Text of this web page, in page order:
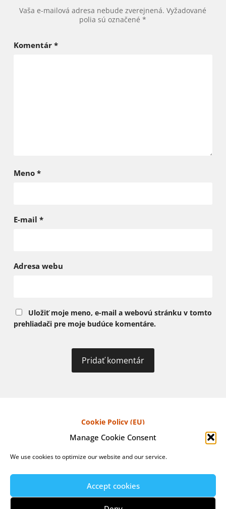
Manage Cookie Consent
We use cookies to optimize our website and our service.
Accept cookies
Vaša e-mailová adresa nebude zverejnená. Vyžadované
polia sú označené*
Komentár *
Meno *
E-mail *
Adresa webu
Uložiť moje meno, e-mail a webovú stránku v tomto
prehliadači pre moje budúce komentáre.
Cookie Policy (EU)
ADVENTURES OF THE BLUE GHOST